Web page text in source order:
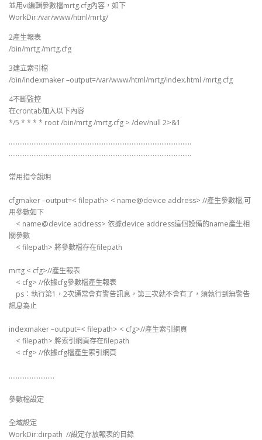
並用vi編輯參數檔mrtg.cfg內容，如下
WorkDir:/var/www/html/mrtg/
2產生報表
/bin/mrtg /mrtg.cfg
3建立索引檔
/bin/indexmaker –output=/var/www/html/mrtg/index.html /mrtg.cfg
4不斷監控
在crontab加入以下內容
*/5 * * * * root /bin/mrtg /mrtg.cfg > /dev/null 2>&1
…………………………………………………………………………………………..
…………………………………………………………………………………………..
常用指令說明
cfgmaker –output=< filepath> < name@device address> //產生參數檔,可
用參數如下
< name@device address> 依據device address這個設備的name產生相
關參數
< filepath> 將參數檔存在filepath
mrtg < cfg>//產生報表
< cfg> //依據cfg參數檔產生報表
ps：執行第1，2次通常會有警告訊息，第三次就不會有了，須執行到無警告
訊息為止
indexmaker –output=< filepath> < cfg>//產生索引網頁
< filepath> 將索引網頁存在filepath
< cfg> //依據cfg檔產生索引網頁
……………………..
參數檔設定
全域設定
WorkDir:dirpath //設定存放報表的目錄